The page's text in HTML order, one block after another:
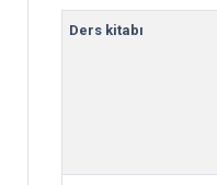
Ders kitabı